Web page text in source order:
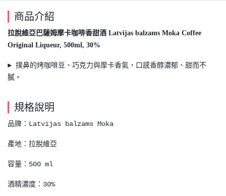
商品介紹
拉脫維亞巴薩姆摩卡咖啡香甜酒 Latvijas balzams Moka Coffee
Original Liqueur, 500ml, 30%
► 撲鼻的烤咖啡豆、巧克力與摩卡香氣，口感香醇濃郁、甜而不
膩。
規格說明
品牌：Latvijas balzams Moka
產地：拉脫維亞
容量：500 ml
酒精濃度：30%